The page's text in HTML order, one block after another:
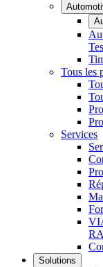
Tous les
Services
Solutions